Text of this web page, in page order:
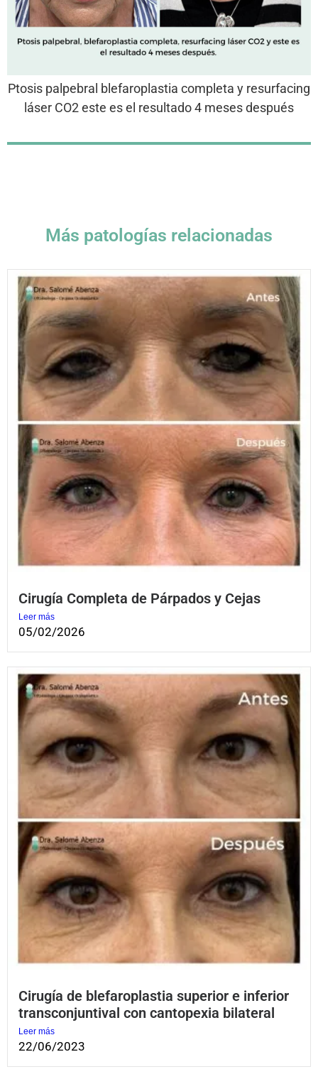
Ptosis palpebral blefaroplastia completa y resurfacing
láser CO2 este es el resultado 4 meses después
Más patologías relacionadas
Cirugía Completa de Párpados y Cejas
Leer más
05/02/2026
Cirugía de blefaroplastia superior e inferior
transconjuntival con cantopexia bilateral
Leer más
22/06/2023